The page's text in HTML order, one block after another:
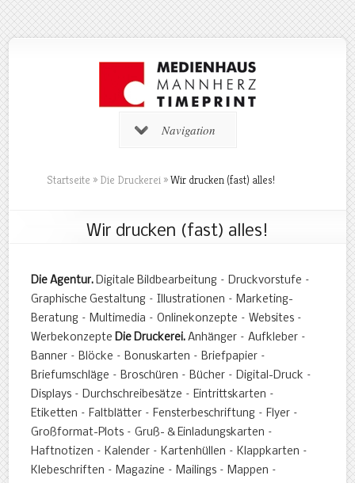
Navigation
Startseite » Die Druckerei »Wir drucken (fast) alles!
Wir drucken (fast) alles!
Die Agentur. Digitale Bildbearbeitung – Druckvorstufe –
Graphische Gestaltung – Illustrationen – Marketing-
Beratung – Multimedia – Onlinekonzepte – Websites –
WerbekonzepteDie Druckerei. Anhänger – Aufkleber –
Banner – Blöcke – Bonuskarten – Briefpapier –
Briefumschläge – Broschüren – Bücher – Digital-Druck –
Displays – Durchschreibesätze – Eintrittskarten –
Etiketten – Faltblätter – Fensterbeschriftung – Flyer –
Großformat-Plots – Gruß- & Einladungskarten –
Haftnotizen – Kalender – Kartenhüllen – Klappkarten –
Klebeschriften – Magazine – Mailings – Mappen –